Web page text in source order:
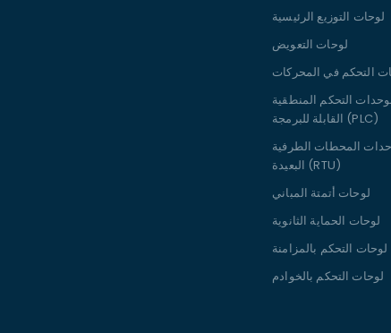
لوحات التوزيع الرئيسية
لوحات التعويض
التحكم المنطقية
القابلة للبرمجة (PLC)
المحطات الطرفية
البعيدة (RTU)
لوحات أتمتة المباني
لوحات الحماية الثانوية
لوحات التحكم بالمزامنة
لوحات التحكم بالخوادم